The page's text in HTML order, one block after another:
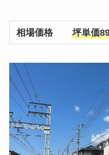
相場価格坪単価